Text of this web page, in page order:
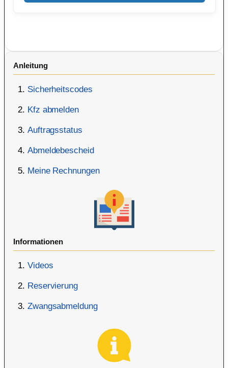
Anleitung
Sicherheitscodes
Kfz abmelden
Auftragsstatus
Abmeldebescheid
Meine Rechnungen
Informationen
Videos
Reservierung
Zwangsabmeldung